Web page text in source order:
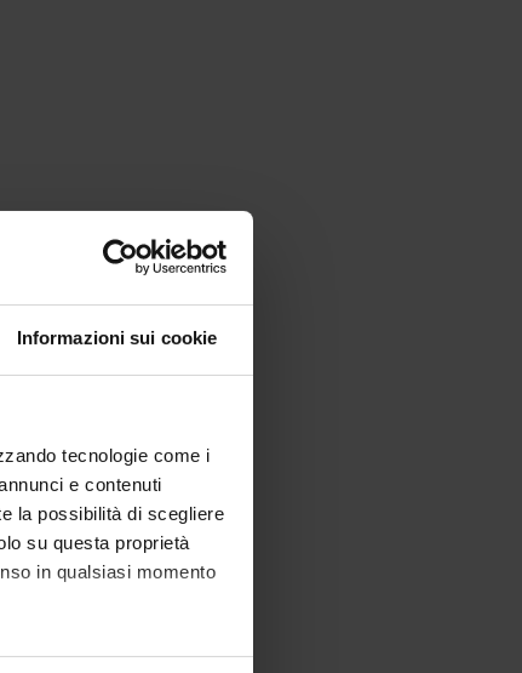
Informazioni sui cookie
tecnologie come i
e contenuti
la possibilità di scegliere
su questa proprietà
in qualsiasi momento